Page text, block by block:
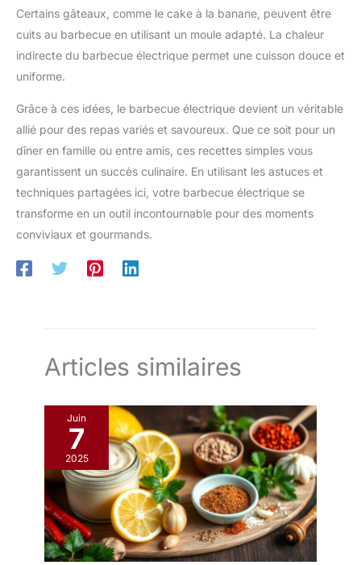
Certains gâteaux, comme le cake à la banane, peuvent être
cuits au barbecue en utilisant un moule adapté. La chaleur
indirecte du barbecue électrique permet une cuisson douce et
uniforme.
Grâce à ces idées, le barbecue électrique devient un véritable
allié pour des repas variés et savoureux. Que ce soit pour un
dîner en famille ou entre amis, ces recettes simples vous
garantissent un succès culinaire. En utilisant les astuces et
techniques partagées ici, votre barbecue électrique se
transforme en un outil incontournable pour des moments
conviviaux et gourmands.
Articles similaires
Juin
7
2025